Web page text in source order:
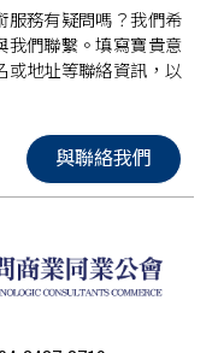
服務有疑問嗎？我們希
我們聯繫。填寫寶貴意
或地址等聯絡資訊，以
與聯絡我們